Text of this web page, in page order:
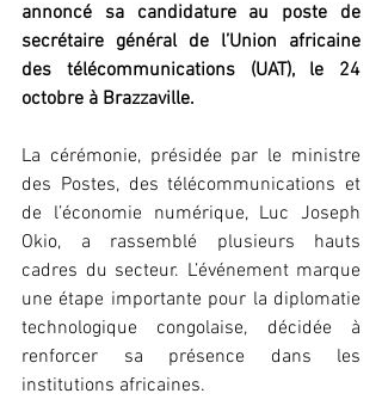
annoncé sa candidature au poste de
secrétaire général de l’Union africaine
des télécommunications (UAT), le 24
octobre à Brazzaville.
La cérémonie, présidée par le ministre
des Postes, des télécommunications et
de l’économie numérique, Luc Joseph
Okio, a rassemblé plusieurs hauts
cadres du secteur. L’événement marque
une étape importante pour la diplomatie
technologique congolaise, décidée à
renforcer sa présence dans les
institutions africaines.